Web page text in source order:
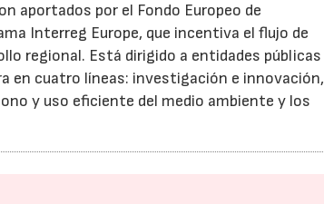
aportados por el Fondo Europeo de
Interreg Europe, que incentiva el flujo de
regional. Está dirigido a entidades públicas
en cuatro líneas: investigación e innovación,
y uso eficiente del medio ambiente y los